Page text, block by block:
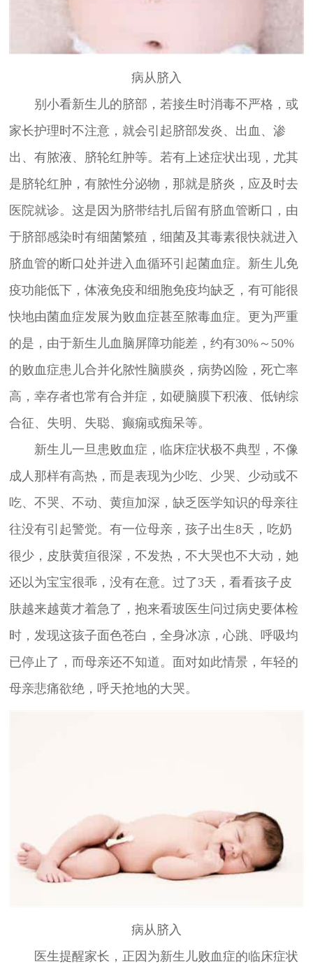
病从脐入
别小看新生儿的脐部，若接生时消毒不严格，或
家长护理时不注意，就会引起脐部发炎、出血、渗
出、有脓液、脐轮红肿等。若有上述症状出现，尤其
是脐轮红肿，有脓性分泌物，那就是脐炎，应及时去
医院就诊。这是因为脐带结扎后留有脐血管断口，由
于脐部感染时有细菌繁殖，细菌及其毒素很快就进入
脐血管的断口处并进入血循环引起菌血症。新生儿免
疫功能低下，体液免疫和细胞免疫均缺乏，有可能很
快地由菌血症发展为败血症甚至脓毒血症。更为严重
的是，由于新生儿血脑屏障功能差，约有30%～50%
的败血症患儿合并化脓性脑膜炎，病势凶险，死亡率
高，幸存者也常有合并症，如硬脑膜下积液、低钠综
合征、失明、失聪、癫痫或痴呆等。
新生儿一旦患败血症，临床症状极不典型，不像
成人那样有高热，而是表现为少吃、少哭、少动或不
吃、不哭、不动、黄疸加深，缺乏医学知识的母亲往
往没有引起警觉。有一位母亲，孩子出生8天，吃奶
很少，皮肤黄疸很深，不发热，不大哭也不大动，她
还以为宝宝很乖，没有在意。过了3天，看看孩子皮
肤越来越黄才着急了，抱来看玻医生问过病史要体检
时，发现这孩子面色苍白，全身冰凉，心跳、呼吸均
已停止了，而母亲还不知道。面对如此情景，年轻的
母亲悲痛欲绝，呼天抢地的大哭。
病从脐入
医生提醒家长，正因为新生儿败血症的临床症状